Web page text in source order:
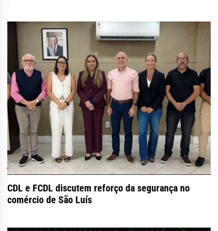
CDL e FCDL discutem reforço da segurança no
comércio de São Luís